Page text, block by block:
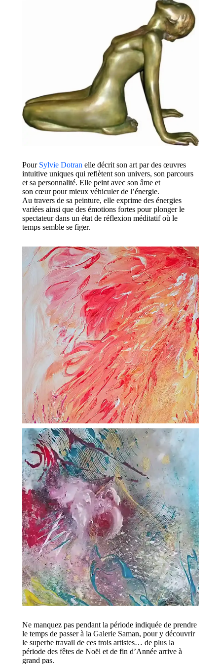
Pour Sylvie Dotran elle décrit son art par des œuvres
intuitive uniques qui reflètent son univers, son parcours
et sa personnalité. Elle peint avec son âme et
son cœurpour mieux véhiculerde l’énergie.
Au travers de sa peinture, elle exprime des énergies
variéesainsi que des émotions fortes pourplonger le
spectateurdans un état de réflexion méditatif où le
temps semblesefiger.
Ne manquez pas pendant la période indiquée de prendre
le temps de passer à la Galerie Saman, pour y découvrir
le superbe travail de ces trois artistes… de plus la
période des fêtes de Noël et de fin d’Année arrive à
grand pas.